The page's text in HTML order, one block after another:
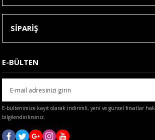
Bu ürüne benzer farklı alternatifler olmalı.
Gönder
SİPARİŞ
E-BÜLTEN
E-bültenimize kayıt olarak indirimli, yeni ve güncel fırsatlar
bilgilendirilirsiniz.